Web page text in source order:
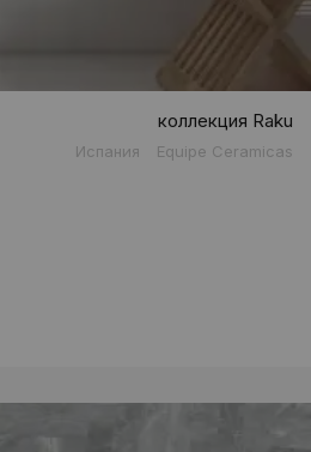
коллекция Raku
Испания Equipe Ceramicas